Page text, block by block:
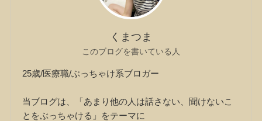
くまつま
このブログを書いている人
25歳/医療職/ぶっちゃけ系ブロガー
当ブログは、「あまり他の人は話さない、聞けないこ
とをぶっちゃける」をテーマに